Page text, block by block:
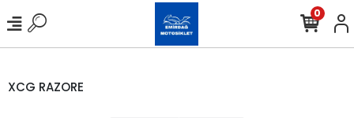
0
XCG RAZORE